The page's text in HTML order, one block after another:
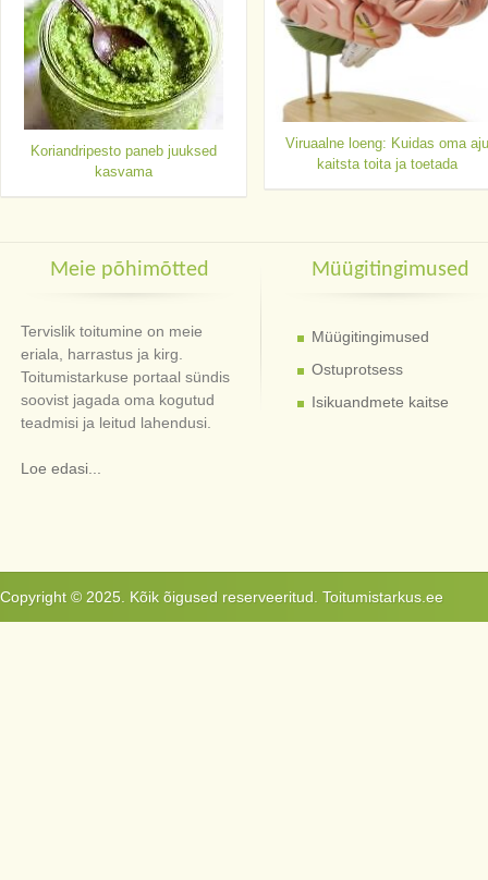
Koriandripesto paneb juuksed
kasvama
Viruaalne loeng: Kuidas oma aju
kaitsta toita ja toetada
Meie põhimõtted
Tervislik toitumine on meie
eriala, harrastus ja kirg.
Toitumistarkuse portaal sündis
soovist jagada oma kogutud
teadmisi ja leitud lahendusi.
Loe edasi...
Müügitingimused
Müügitingimused
Ostuprotsess
Isikuandmete kaitse
Copyright © 2025. Kõik õigused reserveeritud. Toitumistarkus.ee